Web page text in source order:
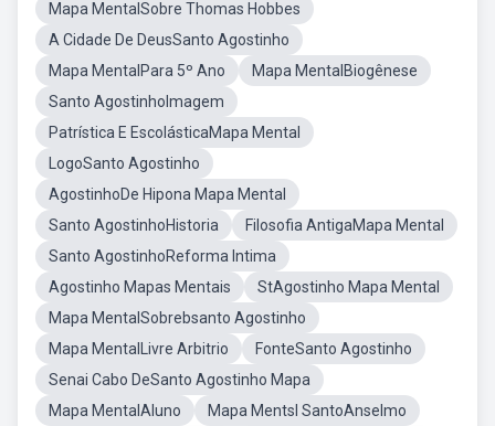
Mapa MentalSobre Thomas Hobbes
A Cidade De DeusSanto Agostinho
Mapa MentalPara 5º Ano
Mapa MentalBiogênese
Santo AgostinhoImagem
Patrística E EscolásticaMapa Mental
LogoSanto Agostinho
AgostinhoDe Hipona Mapa Mental
Santo AgostinhoHistoria
Filosofia AntigaMapa Mental
Santo AgostinhoReforma Intima
Agostinho Mapas Mentais
StAgostinho Mapa Mental
Mapa MentalSobrebsanto Agostinho
Mapa MentalLivre Arbitrio
FonteSanto Agostinho
Senai Cabo DeSanto Agostinho Mapa
Mapa MentalAluno
Mapa Mentsl SantoAnselmo